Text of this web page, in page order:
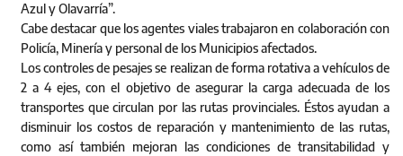
Azul y Olavarría”.
Cabe destacar que los agentes viales trabajaron en colaboración con
Policía, Minería y personal de los Municipios afectados.
Los controles de pesajes se realizan de forma rotativa a vehículos de
2 a 4 ejes, con el objetivo de asegurar la carga adecuada de los
transportes que circulan por las rutas provinciales. Éstos ayudan a
disminuir los costos de reparación y mantenimiento de las rutas,
como así también mejoran las condiciones de transitabilidad y